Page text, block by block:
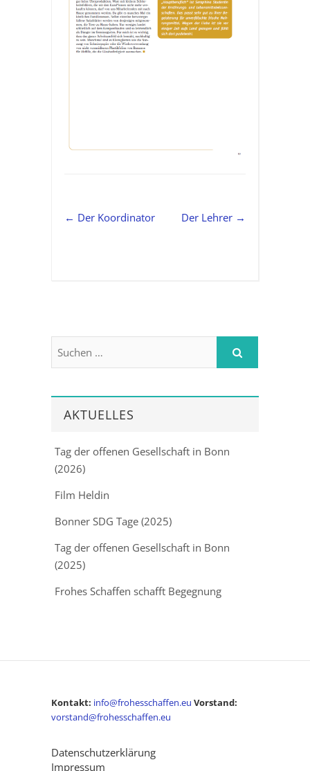
← Der Koordinator Der Lehrer →
AKTUELLES
Tag der offenen Gesellschaft in Bonn
(2026)
Film Heldin
Bonner SDG Tage (2025)
Tag der offenen Gesellschaft in Bonn
(2025)
Frohes Schaffen schafft Begegnung
Kontakt: info@frohesschaffen.eu Vorstand:
vorstand@frohesschaffen.eu
Datenschutzerklärung
Impressum